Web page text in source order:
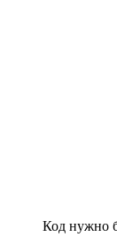
Код нужно